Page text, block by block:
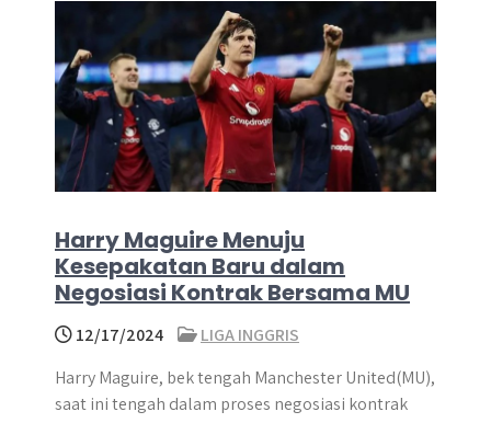
Harry Maguire Menuju
Kesepakatan Baru dalam
Negosiasi Kontrak Bersama MU
12/17/2024
LIGA INGGRIS
Harry Maguire, bek tengah Manchester United(MU),
saat ini tengah dalam proses negosiasi kontrak